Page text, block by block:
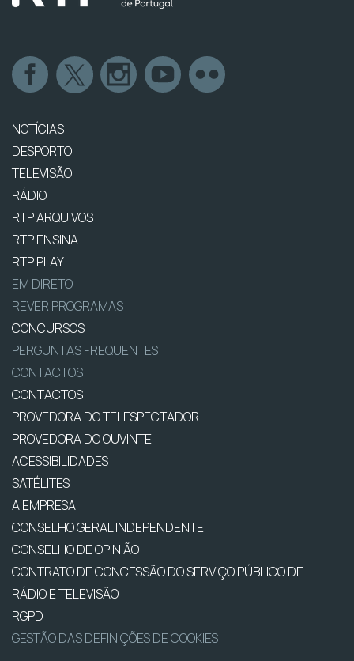
NOTÍCIAS
DESPORTO
TELEVISÃO
RÁDIO
RTP ARQUIVOS
RTP ENSINA
RTP PLAY
EM DIRETO
REVER PROGRAMAS
CONCURSOS
PERGUNTAS FREQUENTES
CONTACTOS
CONTACTOS
PROVEDORA DO TELESPECTADOR
PROVEDORA DO OUVINTE
ACESSIBILIDADES
SATÉLITES
A EMPRESA
CONSELHO GERAL INDEPENDENTE
CONSELHO DE OPINIÃO
CONTRATO DE CONCESSÃO DO SERVIÇO PÚBLICO DE
RÁDIO E TELEVISÃO
RGPD
GESTÃO DAS DEFINIÇÕES DE COOKIES